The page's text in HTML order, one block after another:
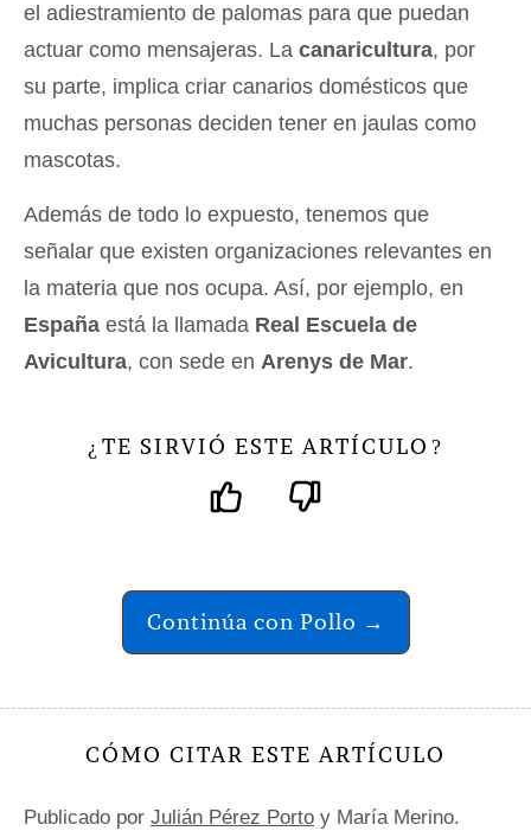
el adiestramiento de palomas para que puedan
actuar como mensajeras. La canaricultura, por
su parte, implica criar canarios domésticos que
muchas personas deciden tener en jaulas como
mascotas.
Además de todo lo expuesto, tenemos que
señalar que existen organizaciones relevantes en
la materia que nos ocupa. Así, por ejemplo, en
España está la llamada Real Escuela de
Avicultura, con sede en Arenys de Mar.
¿ TE SIRVIÓ ESTE ARTÍCULO ?
Continúa con Pollo →
CÓMO CITAR ESTE ARTÍCULO
Publicado por Julián Pérez Porto y María Merino.